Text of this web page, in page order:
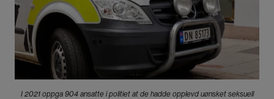
I 2021 oppga 904 ansatte i politiet at de hadde opplevd uønsket seksuell